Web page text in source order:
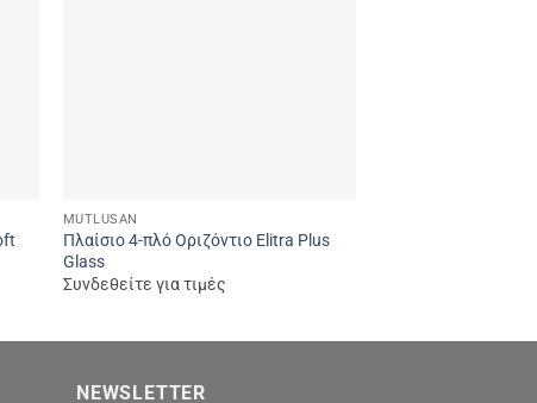
MUTLUSAN
Πλαίσιο 4-πλό Οριζόντιο Elitra Plus
Glass
Συνδεθείτε για τιμές
NEWSLETTER